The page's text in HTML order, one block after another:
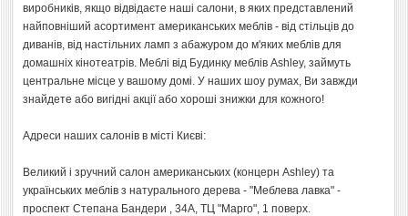
виробників, якщо відвідаєте наші салони, в яких представлений
найповніший асортимент американських меблів - від стільців до
диванів, від настільних ламп з абажуром до м'яких меблів для
домашніх кінотеатрів. Меблі від Будинку меблів Ashley, займуть
центральне місце у вашому домі. У наших шоу румах, Ви завжди
знайдете або вигідні акції або хороші знижки для кожного!
Адреси наших салонів в місті Києві:
Великий і зручний салон американських (концерн Ashley) та
українських меблів з натурального дерева - "Меблева лавка" -
проспект Степана Бандери , 34А, ТЦ "Марго", 1 поверх.